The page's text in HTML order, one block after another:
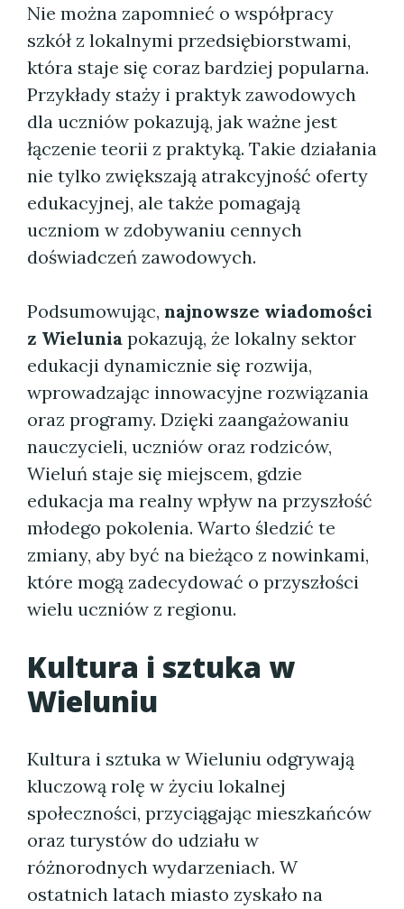
Nie można zapomnieć o współpracy
szkół z lokalnymi przedsiębiorstwami,
która staje się coraz bardziej popularna.
Przykłady staży i praktyk zawodowych
dla uczniów pokazują, jak ważne jest
łączenie teorii z praktyką. Takie działania
nie tylko zwiększają atrakcyjność oferty
edukacyjnej, ale także pomagają
uczniom w zdobywaniu cennych
doświadczeń zawodowych.
Podsumowując, najnowsze wiadomości
z Wielunia pokazują, że lokalny sektor
edukacji dynamicznie się rozwija,
wprowadzając innowacyjne rozwiązania
oraz programy. Dzięki zaangażowaniu
nauczycieli, uczniów oraz rodziców,
Wieluń staje się miejscem, gdzie
edukacja ma realny wpływ na przyszłość
młodego pokolenia. Warto śledzić te
zmiany, aby być na bieżąco z nowinkami,
które mogą zadecydować o przyszłości
wielu uczniów z regionu.
Kultura i sztuka w
Wieluniu
Kultura i sztuka w Wieluniu odgrywają
kluczową rolę w życiu lokalnej
społeczności, przyciągając mieszkańców
oraz turystów do udziału w
różnorodnych wydarzeniach. W
ostatnich latach miasto zyskało na